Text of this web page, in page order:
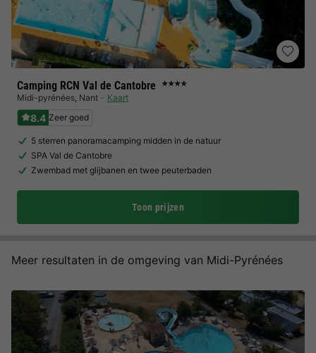
Camping RCN Val de Cantobre ★★★★
Midi-pyrénées, Nant Kaart
8.4 Zeer goed
5 sterren panoramacamping midden in de natuur
SPA Val de Cantobre
Zwembad met glijbanen en twee peuterbaden
Toon prijzen
Meer resultaten in de omgeving van Midi-Pyrénées